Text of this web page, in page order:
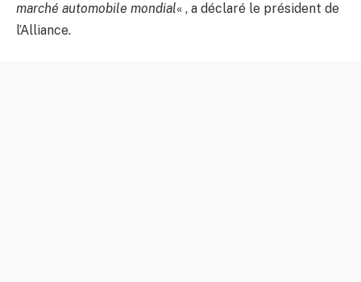
marché automobile mondial« , a déclaré le président de
l’Alliance.